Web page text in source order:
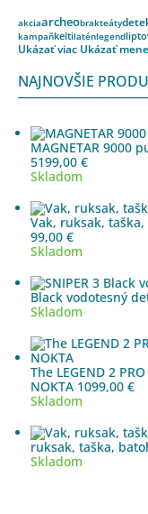
akciaarcheobrakteáty
kampaňkeltilaténlegend
Ukázať viac Ukázať
NAJNOVŠIE
MAGNETAR 9000
Pôvodná
cena
9199,00 €.
5199,00 €Aktuálna
5199,00 €.
Skladom
Vak, ruksak,
99,00 €
Skladom
Black vodotesný
Skladom
The LEGEND 2
NOKTA 1099,00 €
Skladom
ruksak, taška,
Skladom